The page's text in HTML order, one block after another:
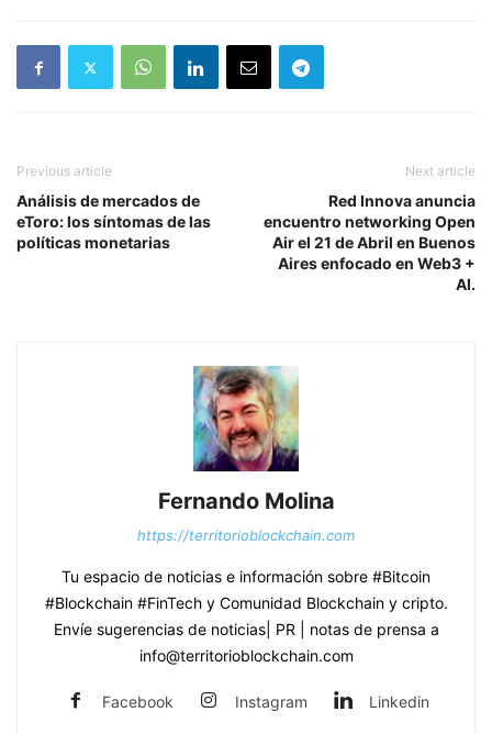
Previous article
Análisis de mercados de
eToro: los síntomas de las
políticas monetarias
Next article
Red Innova anuncia
encuentro networking Open
Air el 21 de Abril en Buenos
Aires enfocado en Web3 +
AI.
Fernando Molina
https://territorioblockchain.com
Tu espacio de noticias e información sobre #Bitcoin
#Blockchain #FinTech y Comunidad Blockchain y cripto.
Envíe sugerencias de noticias| PR | notas de prensa a
info@territorioblockchain.com
Facebook Instagram Linkedin